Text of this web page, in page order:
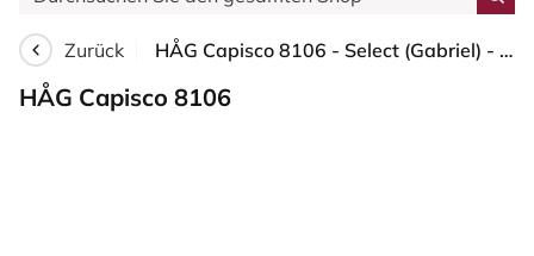
Zurück HÅG Capisco 8106 - Select (Gabriel) - Wolle / Polyamid - SC64213 - Light blush - Weiß - 265 mm (Sitzhöhe 53-79cm) - Harte Rollen für weiche Böden
HÅG Capisco 8106